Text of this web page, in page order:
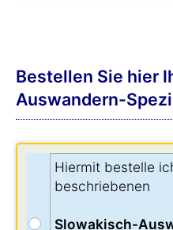
Bestellen Sie hier
Auswandern-
Hiermit bestelle
beschriebenen
Slowakisch-